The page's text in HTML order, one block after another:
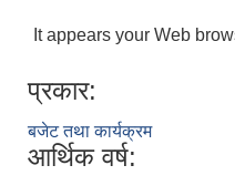
It appears your Web
प्रकार:
बजेट तथा कार्यक्रम
आर्थिक वर्ष: